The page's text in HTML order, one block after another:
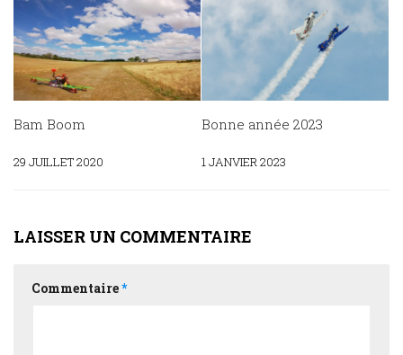
Bam Boom
29 JUILLET 2020
Bonne année 2023
1 JANVIER 2023
LAISSER UN COMMENTAIRE
Commentaire*